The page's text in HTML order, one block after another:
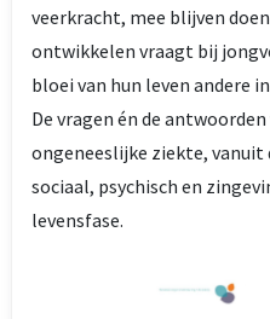
veerkracht, mee blijven
ontwikkelen vraagt bij
bloei van hun leven andere
De vragen én de
ongeneeslijke ziekte, vanuit
sociaal, psychisch en
levensfase.